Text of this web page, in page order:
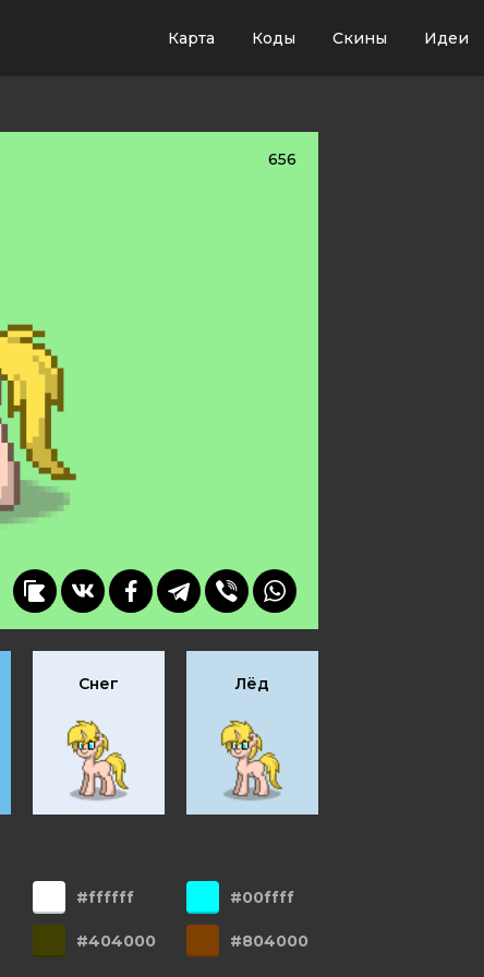
Карта Коды Скины Идеи
656
Снег Лёд
#ffffff #00ffff
#404000 #804000